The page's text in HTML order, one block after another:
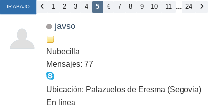
IR ABAJO 1 2 3 4 5 6 7 8 9 10 11 ... 24
javso
Nubecilla
Mensajes: 77
Ubicación: Palazuelos de Eresma (Segovia)
En línea